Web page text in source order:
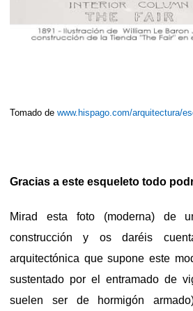
Tomado de www.hispago.com/arquitectura/
Gracias a este esqueleto todo
Mirad esta foto (moderna) de
construcción y os daréis
arquitectónica que supone este
sustentado por el entramado de
suelen ser de hormigón